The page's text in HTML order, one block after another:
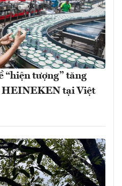
“hiện tượng” tăng
HEINEKEN tại Việt